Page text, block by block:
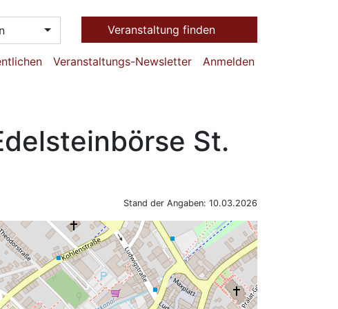
Veranstaltung finden
Veranstaltungs-Newsletter Anmelden
St.
Stand der Angaben: 10.03.2026